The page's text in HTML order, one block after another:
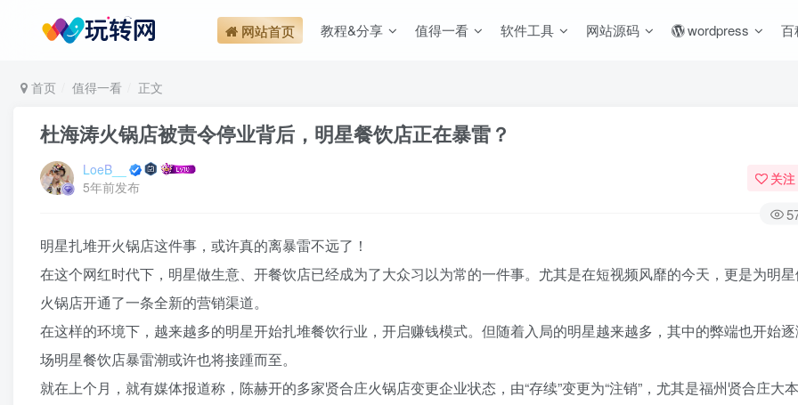
网站首页 教程&分享 值得一看 软件工具 网站源码 wordpress 百
首页 值得一看 正文
杜海涛火锅店被责令停业背后，明星餐饮店正在暴雷？
LoeB__
5年前发布
关注
明星扎堆开火锅店这件事，或许真的离暴雷不远了！
在这个网红时代下，明星做生意、开餐饮店已经成为了大众习以为常的一件事。尤其是在短视频风靡的今天，更是为明
火锅店开通了一条全新的营销渠道。
在这样的环境下，越来越多的明星开始扎堆餐饮行业，开启赚钱模式。但随着入局的明星越来越多，其中的弊端也开始
场明星餐饮店暴雷潮或许也将接踵而至。
就在上个月，就有媒体报道称，陈赫开的多家贤合庄火锅店变更企业状态，由“存续”变更为“注销”，尤其是福州贤合庄大